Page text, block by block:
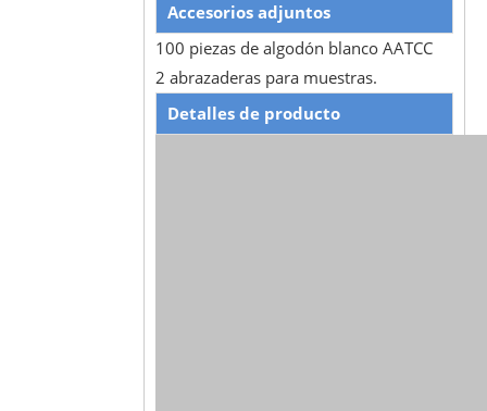
Accesorios adjuntos
100 piezas de algodón blanco AATCC
2 abrazaderas para muestras.
Detalles de producto